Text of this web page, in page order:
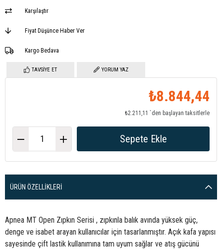
Karşılaştır
Fiyat Düşünce Haber Ver
Kargo Bedava
TAVSIYE ET YORUM YAZ
₺8.844,44
₺2.211,11 `den başlayan taksitlerle
ÜRÜN ÖZELLIKLERI
Apnea MT Open Zıpkın Serisi , zıpkınla balık avında yüksek güç,
denge ve isabet arayan kullanıcılar için tasarlanmıştır. Açık kafa yapısı
sayesinde çift lastik kullanımına tam uyum sağlar ve atış gücünü